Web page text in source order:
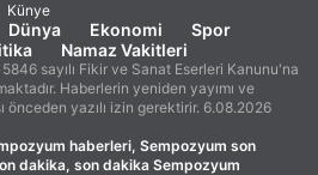
Künye
Dünya Ekonomi
Spor
Namaz Vakitleri
sayılı Fikir ve Sanat Eserleri Kanunu'na
Haberlerin yeniden yayımı ve
önceden yazılı izin gerektirir. 6.08.2026
haberleri, Sempozyum son
dakika, son dakika Sempozyum